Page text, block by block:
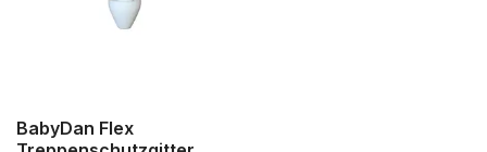
BabyDan Flex